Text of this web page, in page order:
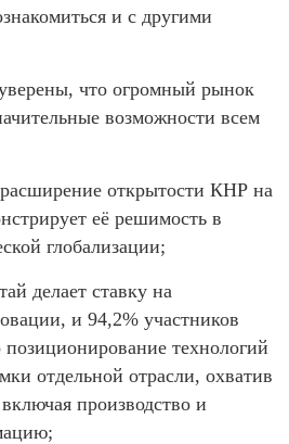
и с другими
что огромный рынок
возможности всем
открытости КНР на
её решимость в
глобализации;
делает ставку на
и 94,2% участников
технологий
отдельной отрасли, охватив
производство и